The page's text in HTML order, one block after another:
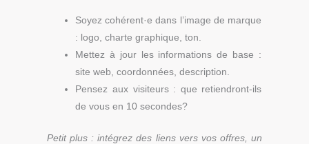
Soyez cohérent·e dans l’image de marque
: logo, charte graphique, ton.
Mettez à jour les informations de base :
site web, coordonnées, description.
Pensez aux visiteurs :que retiendront-ils
de vous en 10 secondes?
Petit plus : intégrez des liens vers vos offres, un